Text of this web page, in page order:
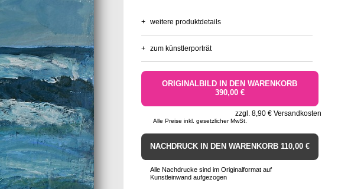
+ weitere produktdetails
+ zum künstlerporträt
ORIGINALBILD IN DEN WARENKORB
390,00 €
zzgl. 8,90 € Versandkosten
Alle Preise inkl. gesetzlicher MwSt.
NACHDRUCK IN DEN WARENKORB 110,00 €
Alle Nachdrucke sind im Originalformat auf
Kunstleinwand aufgezogen